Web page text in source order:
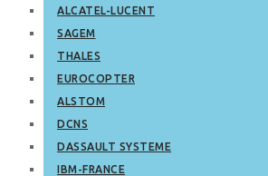
ALCATEL-LUCENT
SAGEM
THALES
EUROCOPTER
ALSTOM
DCNS
DASSAULT SYSTEME
IBM-FRANCE